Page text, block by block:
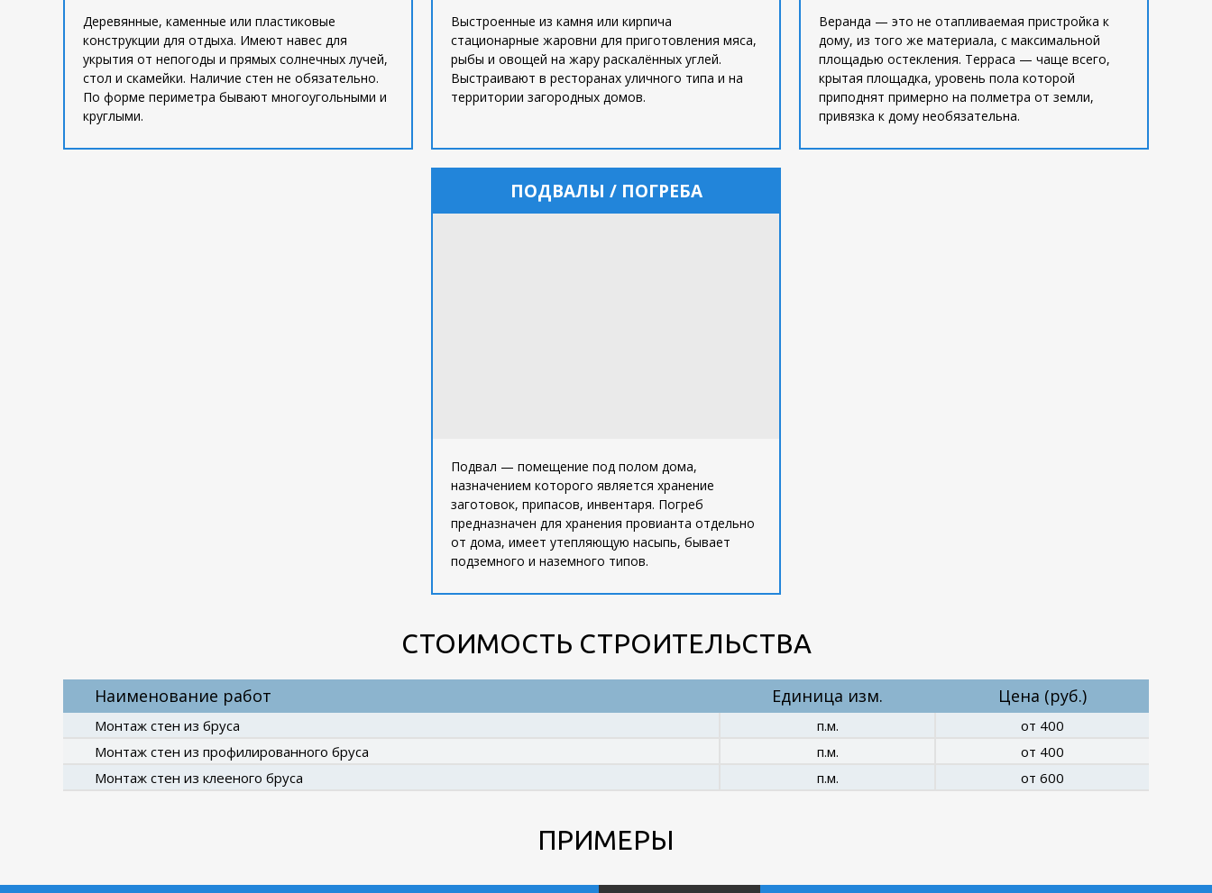
Деревянные, каменные или пластиковые
конструкции для отдыха. Имеют навес для
укрытия от непогоды и прямых солнечных лучей,
стол и скамейки. Наличие стен не обязательно.
По форме периметра бывают многоугольными и
круглыми.
Выстроенные из камня или кирпича
стационарные жаровни для приготовления мяса,
рыбы и овощей на жару раскалённых углей.
Выстраивают в ресторанах уличного типа и на
территории загородных домов.
Веранда — это не отапливаемая пристройка к
дому, из того же материала, с максимальной
площадью остекления. Терраса — чаще всего,
крытая площадка, уровень пола которой
приподнят примерно на полметра от земли,
привязка к дому необязательна.
ПОДВАЛЫ / ПОГРЕБА
Подвал — помещение под полом дома,
назначением которого является хранение
заготовок, припасов, инвентаря. Погреб
предназначен для хранения провианта отдельно
от дома, имеет утепляющую насыпь, бывает
подземного и наземного типов.
СТОИМОСТЬ СТРОИТЕЛЬСТВА
Наименование работ Единица изм. Цена (руб.)
Монтаж стен из бруса п.м.
от 400
Монтаж стен из профилированного бруса
п.м.
от 400
Монтаж стен из клееного бруса
п.м. от 600
ПРИМЕРЫ